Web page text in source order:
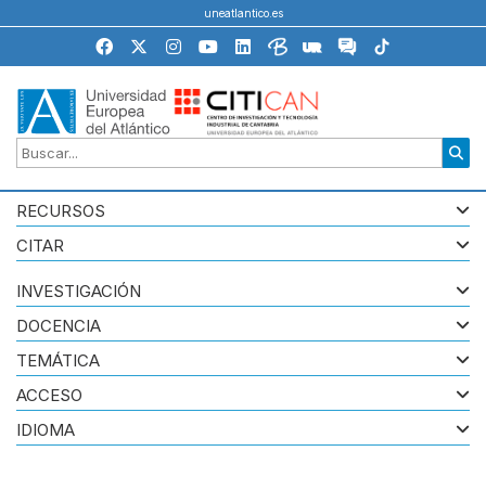
uneatlantico.es
RECURSOS
CITAR
INVESTIGACIÓN
DOCENCIA
TEMÁTICA
ACCESO
IDIOMA